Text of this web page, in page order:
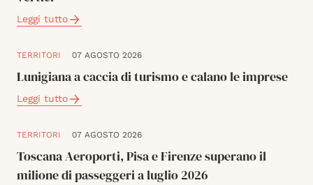
Leggi tutto
TERRITORI 07 AGOSTO 2026
Lunigiana a caccia di turismo e calano le imprese
Leggi tutto
TERRITORI 07 AGOSTO 2026
Toscana Aeroporti, Pisa e Firenze superano il
milione di passeggeri a luglio 2026